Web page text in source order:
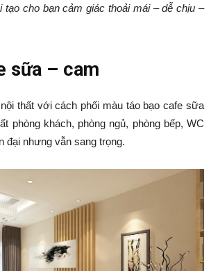
tạo cho bạn cảm giác thoải mái – dễ chịu –
sữa – cam
thất với cách phối màu táo bạo cafe sữa
phòng khách, phòng ngủ, phòng bếp, WC
đại nhưng vẫn sang trọng.